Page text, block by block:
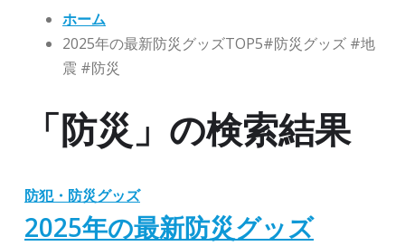
ホーム
2025年の最新防災グッズTOP5#防災グッズ #地
震 #防災
「防災」の検索結果
防犯・防災グッズ
2025年の最新防災グッズ